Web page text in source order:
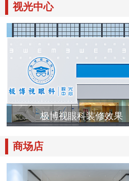
视光中心
极博视眼科装修效果
商场店